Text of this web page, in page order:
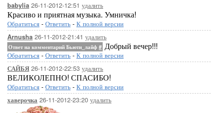
babylia 26-11-2012-12:51 удалить
Красиво и приятная музыка. Умничка!
Обратиться - Ответить - К полной версии
Arnusha 26-11-2012-21:41 удалить
Ответ на комментарий Бьюти_лайф # Добрый вечер!!!
Обратиться - Ответить - К полной версии
САЙБЯ 26-11-2012-22:53 удалить
ВЕЛИКОЛЕПНО! СПАСИБО!
Обратиться - Ответить - К полной версии
хаверочка 26-11-2012-23:20 удалить